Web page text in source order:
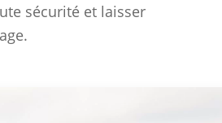
sécurité et laisser